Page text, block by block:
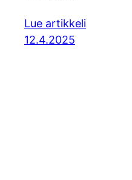
Lue artikkeli
12.4.2025